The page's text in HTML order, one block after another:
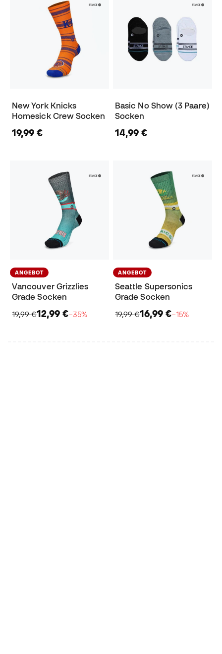
New York Knicks
Homesick Crew Socken
19,99 €
Basic No Show (3 Paare)
Socken
14,99 €
ANGEBOT
Vancouver Grizzlies
Grade Socken
19,99 €12,99 €−35%
ANGEBOT
Seattle Supersonics
Grade Socken
19,99 €16,99 €−15%